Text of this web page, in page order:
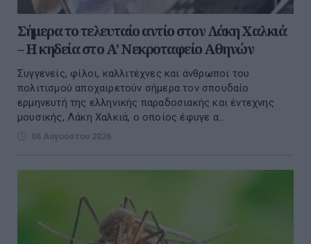
Σήμερα το τελευταίο αντίο στον Λάκη Χαλκιά
– Η κηδεία στο Α’ Νεκροταφείο Αθηνών
Συγγενείς, φίλοι, καλλιτέχνες και άνθρωποι του
πολιτισμού αποχαιρετούν σήμερα τον σπουδαίο
ερμηνευτή της ελληνικής παραδοσιακής και έντεχνης
μουσικής, Λάκη Χαλκιά, ο οποίος έφυγε α...
06 Αυγούστου 2026